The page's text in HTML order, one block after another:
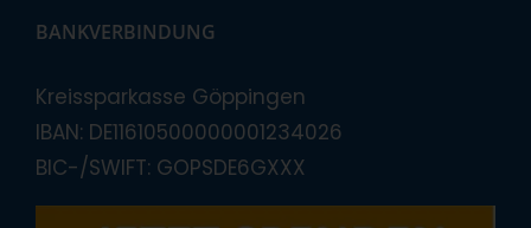
BANKVERBINDUNG
Kreissparkasse Göppingen
IBAN: DE11610500000001234026
BIC-/SWIFT: GOPSDE6GXXX